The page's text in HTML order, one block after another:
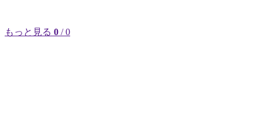
もっと見る 0 / 0